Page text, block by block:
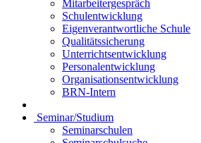
Mitarbeitergespräch
Schulentwicklung
Eigenverantwortliche Schule
Qualitätssicherung
Unterrichtsentwicklung
Personalentwicklung
Organisationsentwicklung
BRN-Intern
Seminar/Studium
Seminarschulen